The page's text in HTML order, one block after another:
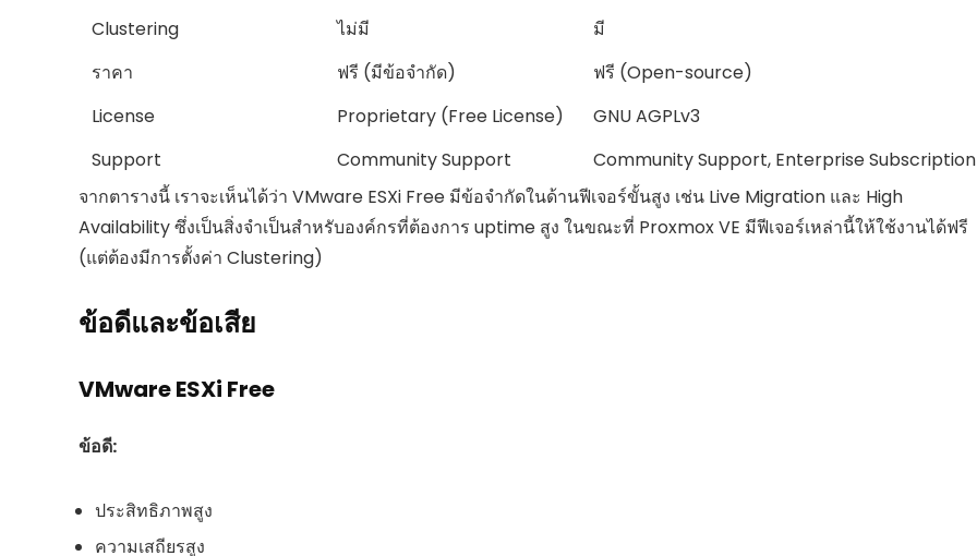
Clustering
ไม่มี
มี
ราคา
ฟรี (มีข้อจำกัด)
ฟรี (Open-source)
License
Proprietary (Free License)
GNU AGPLv3
Support
Community Support
Community Support, Enterprise Subscription
จากตารางนี้ เราจะเห็นได้ว่า VMware ESXi Free มีข้อจำกัดในด้านฟีเจอร์ขั้นสูง เช่น Live Migration และ High
Availability ซึ่งเป็นสิ่งจำเป็นสำหรับองค์กรที่ต้องการ uptime สูง ในขณะที่ Proxmox VE มีฟีเจอร์เหล่านี้ให้ใช้งานได้ฟรี
(แต่ต้องมีการตั้งค่า Clustering)
ข้อดีและข้อเสีย
VMware ESXi Free
ข้อดี:
ประสิทธิภาพสูง
ความเสถียรสูง